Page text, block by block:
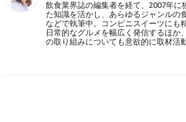
飲食業界誌の編集者を経て、2007年に
た知識を活かし、あらゆるジャンルの
などで執筆中。コンビニスイーツにも
日常的なグルメを幅広く発信するほか
の取り組みについても意欲的に取材活